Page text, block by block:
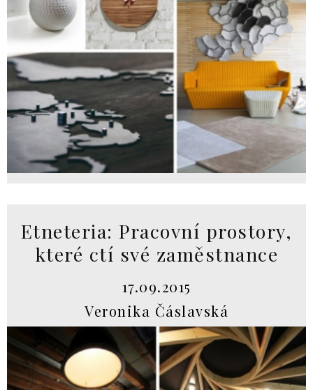
Etneteria: Pracovní prostory,
které ctí své zaměstnance
17.09.2015
Veronika Čáslavská